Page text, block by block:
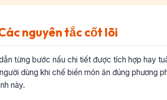
nguyên tắc cốt lõi
từng bước nấu chi tiết được tích hợp hay
dùng khi chế biến món ăn đúng phương
này.